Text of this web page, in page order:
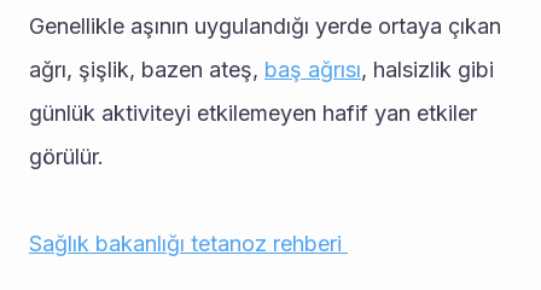
Genellikle aşının uygulandığı yerde ortaya çıkan
ağrı, şişlik, bazen ateş, baş ağrısı, halsizlik gibi
günlük aktiviteyi etkilemeyen hafif yan etkiler
görülür.
Sağlık bakanlığı tetanoz rehberi